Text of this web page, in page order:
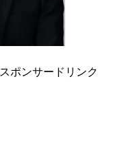
スポンサードリンク